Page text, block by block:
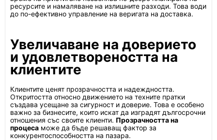
ресурсите и намаляване на излишните разходи. Това води
до по-ефективно управление на веригата на доставка.
Увеличаване на доверието
и удовлетвореността на
клиентите
Клиентите ценят прозрачността и надеждността.
Откритостта относно движението на техните пратки
създава усещане за сигурност и доверие. Това е особено
важно за бизнесите, които искат да изградят дългосрочни
отношения със своите клиенти. Прозрачността на
процеса може да бъде решаващ фактор за
конкурентоспособността на пазара.